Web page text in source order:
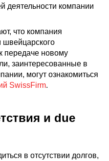
деятельности компании
что компания
швейцарского
передаче новому
заинтересованные в
могут ознакомиться
SwissFirm.
и due
в отсутствии долгов,